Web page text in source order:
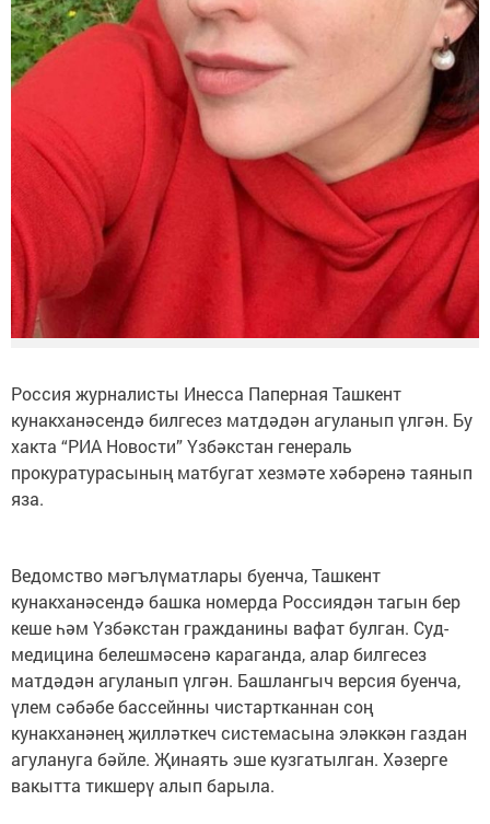
Россия журналисты Инесса Паперная Ташкент
кунакханәсендә билгесез матдәдән агуланып үлгән. Бу
хакта “РИА Новости” Үзбәкстан генераль
прокуратурасының матбугат хезмәте хәбәренә таянып
яза.
Ведомство мәгълүматлары буенча, Ташкент
кунакханәсендә башка номерда Россиядән тагын бер
кеше һәм Үзбәкстан гражданины вафат булган. Суд-
медицина белешмәсенә караганда, алар билгесез
матдәдән агуланып үлгән. Башлангыч версия буенча,
үлем сәбәбе бассейнны чистартканнан соң
кунакханәнең җилләткеч системасына эләккән газдан
агулануга бәйле. Җинаять эше кузгатылган. Хәзерге
вакытта тикшерү алып барыла.